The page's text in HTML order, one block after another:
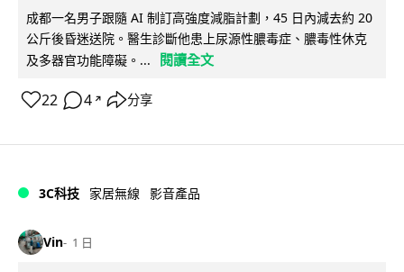
成都一名男子跟隨 AI 制訂高強度減脂計劃，45 日內減去約 20
公斤後昏迷送院。醫生診斷他患上尿源性膿毒症、膿毒性休克
及多器官功能障礙。...
閱讀全文
22 4 ↗ 分享
3C科技 家居無線 影音產品
Vin 1 日